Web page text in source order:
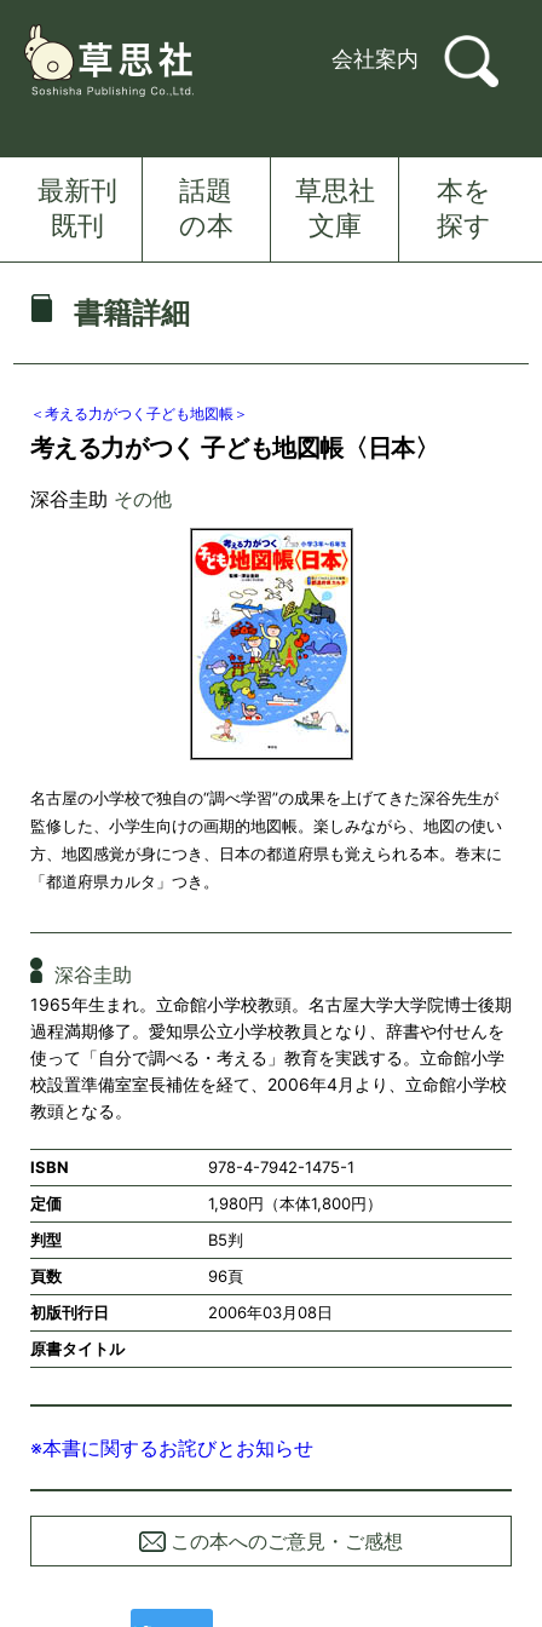
会社案内
最新刊
既刊
話題
の本
草思社
文庫
本を
探す
書籍詳細
＜考える力がつく子ども地図帳＞
考える力がつく 子ども地図帳〈日本〉
深谷圭助 その他
名古屋の小学校で独自の“調べ学習”の成果を上げてきた深谷先生が
監修した、小学生向けの画期的地図帳。楽しみながら、地図の使い
方、地図感覚が身につき、日本の都道府県も覚えられる本。巻末に
「都道府県カルタ」つき。
深谷圭助
1965年生まれ。立命館小学校教頭。名古屋大学大学院博士後期
過程満期修了。愛知県公立小学校教員となり、辞書や付せんを
使って「自分で調べる・考える」教育を実践する。立命館小学
校設置準備室室長補佐を経て、2006年4月より、立命館小学校
教頭となる。
ISBN
978-4-7942-1475-1
定価
1,980円（本体1,800円）
判型
B5判
頁数
96頁
初版刊行日
2006年03月08日
原書タイトル
※本書に関するお詫びとお知らせ
この本へのご意見・ご感想